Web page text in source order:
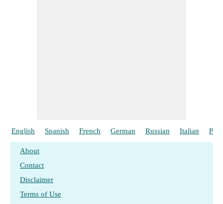
English Spanish French German Russian Italian
About
Contact
Disclaimer
Terms of Use